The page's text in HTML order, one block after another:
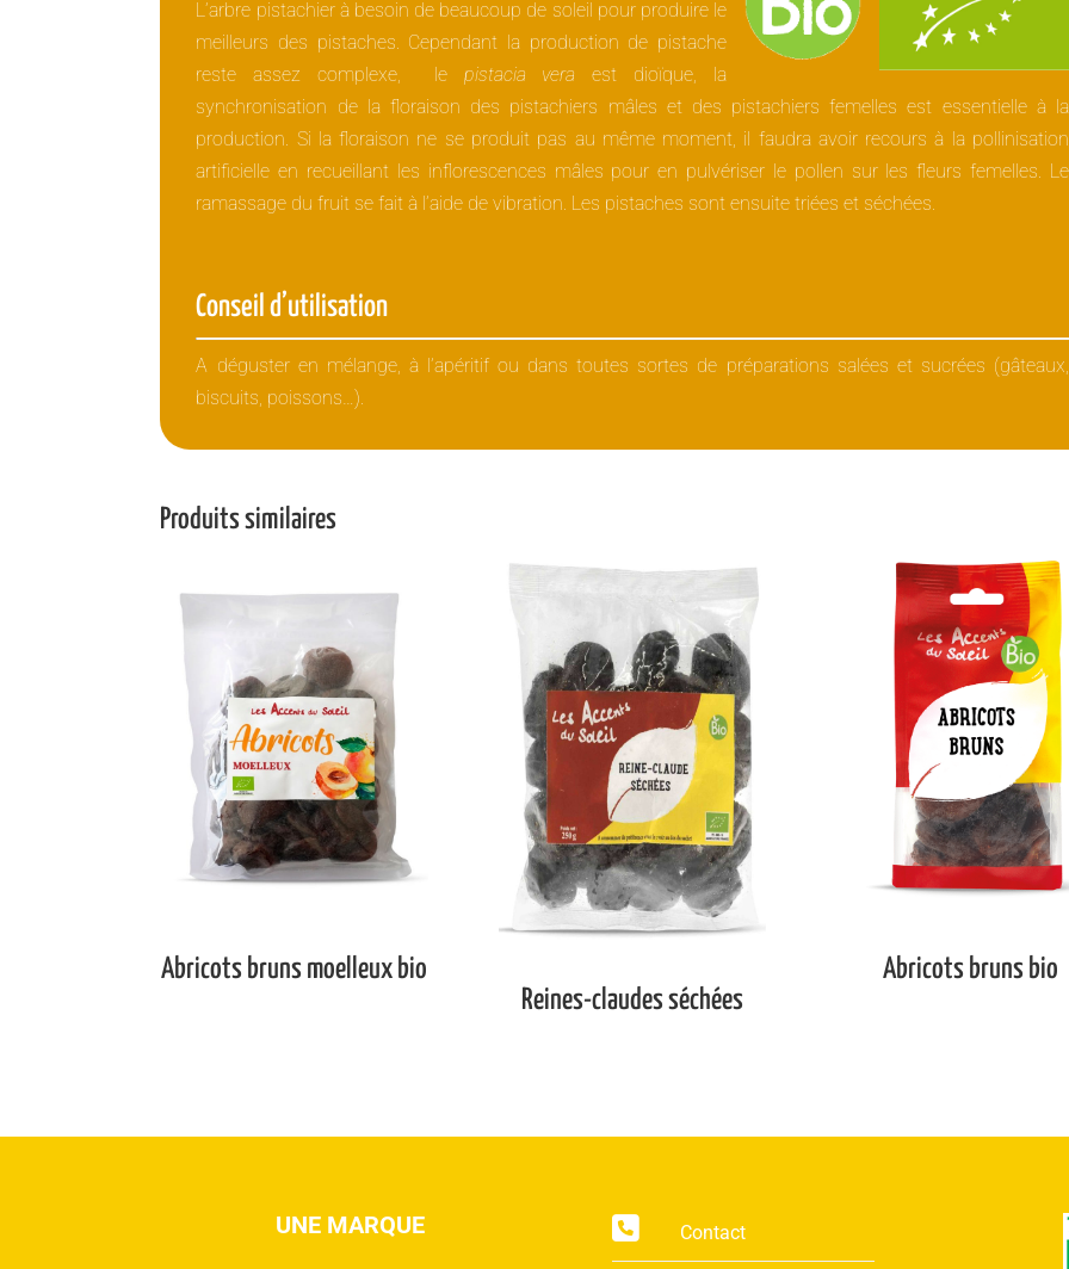
L’arbre pistachier à besoin de beaucoup de soleil pour produire le
meilleurs des pistaches. Cependant la production de pistache
reste assez complexe, le pistacia vera est dioïque, la
synchronisation de la floraison des pistachiers mâles et des pistachiers femelles est essentielle à la
production. Si la floraison ne se produit pas au même moment, il faudra avoir recours à la pollinisation
artificielle en recueillant les inflorescences mâles pour en pulvériser le pollen sur les fleurs femelles. Le
ramassage du fruit se fait à l’aide de vibration. Les pistaches sont ensuite triées et séchées.
Conseil d’utilisation
A déguster en mélange, à l’apéritif ou dans toutes sortes de préparations salées et sucrées (gâteaux,
biscuits, poissons…).
Produits similaires
Abricots bruns moelleux bio
Reines-claudes séchées
Abricots bruns bio
UNE MARQUE Contact